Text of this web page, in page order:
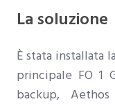
La soluzione
È stata installata
principale FO 1
backup,